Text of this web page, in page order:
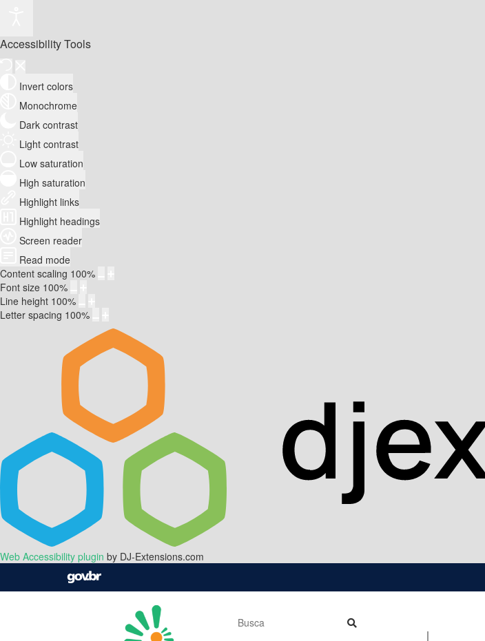
Accessibility Tools
Invert colors
Monochrome
Dark contrast
Light contrast
Low saturation
High saturation
Highlight links
Highlight headings
Screen reader
Read mode
Content scaling 100%
Font size 100%
Line height 100%
Letter spacing 100%
Web Accessibility plugin by DJ-Extensions.com